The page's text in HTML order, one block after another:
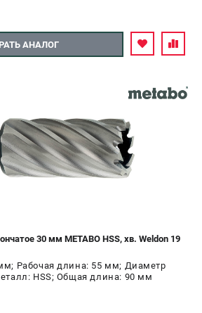
АНАЛОГ
30 мм METABO HSS, хв. Weldon 19
Рабочая длина: 55 мм; Диаметр
HSS; Общая длина: 90 мм